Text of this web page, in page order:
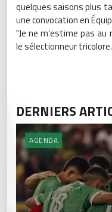
quelques saisons plus
une convocation en
"Je ne m’estime pas au
le sélectionneur tricolore.
DERNIERS
AGENDA